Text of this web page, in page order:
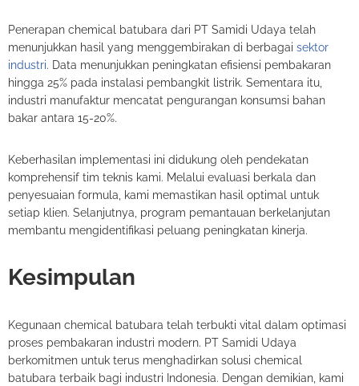
Penerapan chemical batubara dari PT Samidi Udaya telah
menunjukkan hasil yang menggembirakan di berbagai sektor
industri. Data menunjukkan peningkatan efisiensi pembakaran
hingga 25% pada instalasi pembangkit listrik. Sementara itu,
industri manufaktur mencatat pengurangan konsumsi bahan
bakar antara 15-20%.
Keberhasilan implementasi ini didukung oleh pendekatan
komprehensif tim teknis kami. Melalui evaluasi berkala dan
penyesuaian formula, kami memastikan hasil optimal untuk
setiap klien. Selanjutnya, program pemantauan berkelanjutan
membantu mengidentifikasi peluang peningkatan kinerja.
Kesimpulan
Kegunaan chemical batubara telah terbukti vital dalam optimasi
proses pembakaran industri modern. PT Samidi Udaya
berkomitmen untuk terus menghadirkan solusi chemical
batubara terbaik bagi industri Indonesia. Dengan demikian, kami